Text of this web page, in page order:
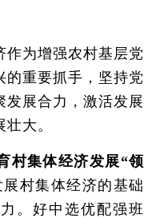
作为增强农村基层党
的重要抓手，坚持党
发展合力，激活发展
大。
村集体经济发展“领
村集体经济的基础
。好中选优配强班